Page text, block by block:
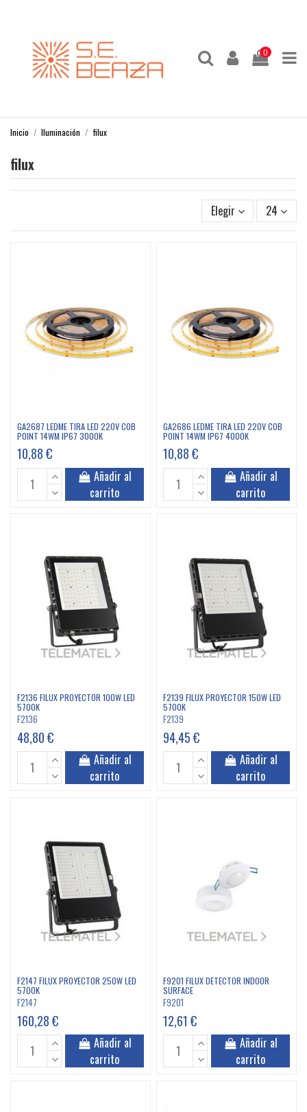
0
Inicio Iluminación filux
filux
Elegir 24
GA2687 LEDME TIRA LED 220V COB
POINT 14WM IP67 3000K
10,88 €
Añadir al
carrito
GA2686 LEDME TIRA LED 220V COB
POINT 14WM IP67 4000K
10,88 €
Añadir al
carrito
F2136 FILUX PROYECTOR 100W LED
5700K
F2136
48,80 €
Añadir al
carrito
F2139 FILUX PROYECTOR 150W LED
5700K
F2139
94,45 €
Añadir al
carrito
F2147 FILUX PROYECTOR 250W LED
5700K
F2147
160,28 €
Añadir al
carrito
F9201 FILUX DETECTOR INDOOR
SURFACE
F9201
12,61 €
Añadir al
carrito